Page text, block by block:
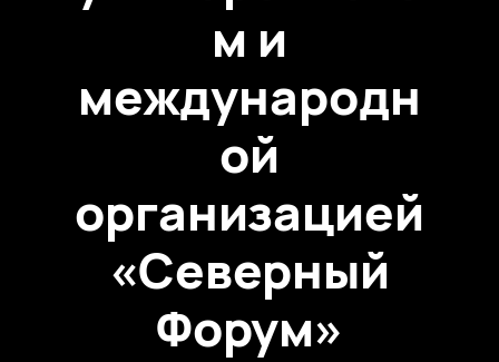
м и
международн
ой
организацией
«Северный
Форум»